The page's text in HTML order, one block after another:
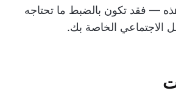
— فقد تكون بالضبط ما تحتاجه
الاجتماعي الخاصة بك.